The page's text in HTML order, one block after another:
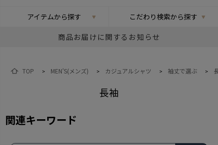
アイテムから探す こだわり検索から探す
商品お届けに関するお知らせ
TOP > MEN'S(メンズ) > カジュアルシャツ > 袖丈で選ぶ >
長袖
関連キーワード